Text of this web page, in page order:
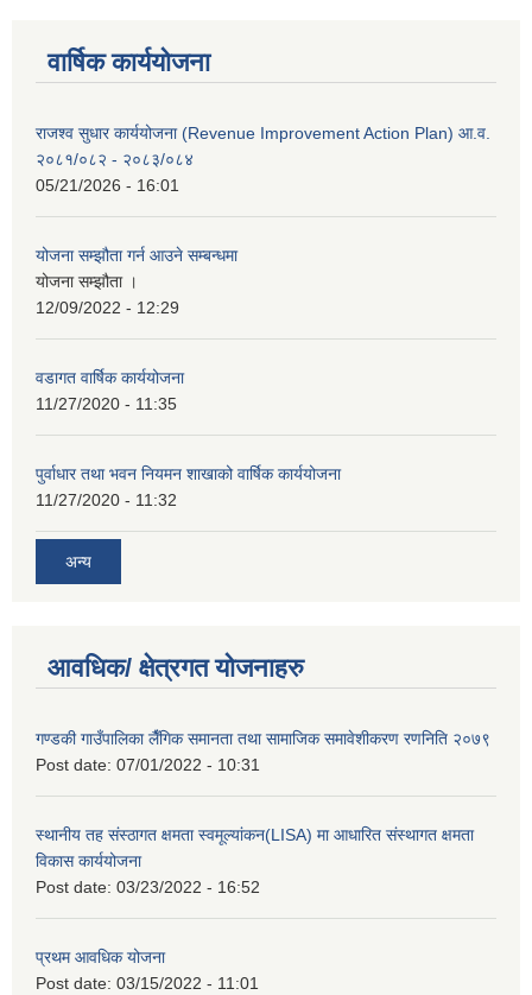
वार्षिक कार्ययोजना
राजश्व सुधार कार्ययोजना (Revenue Improvement Action Plan) आ.व.
२०८१/०८२ - २०८३/०८४
05/21/2026 - 16:01
योजना सम्झौता गर्न आउने सम्बन्धमा
योजना सम्झौता ।
12/09/2022 - 12:29
वडागत वार्षिक कार्ययोजना
11/27/2020 - 11:35
पुर्वाधार तथा भवन नियमन शाखाको वार्षिक कार्ययोजना
11/27/2020 - 11:32
अन्य
आवधिक/ क्षेत्रगत योजनाहरु
गण्डकी गाउँपालिका लैँगिक समानता तथा सामाजिक समावेशीकरण रणनिति २०७९
Post date: 07/01/2022 - 10:31
स्थानीय तह संस्ठागत क्षमता स्वमूल्यांकन(LISA) मा आधारित संस्थागत क्षमता
विकास कार्ययोजना
Post date: 03/23/2022 - 16:52
प्रथम आवधिक योजना
Post date: 03/15/2022 - 11:01